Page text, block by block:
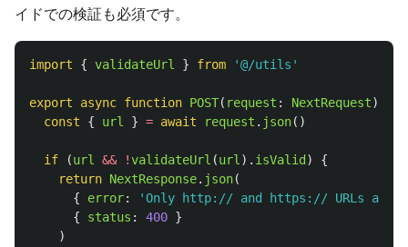
イドでの検証も必須です。
import { validateUrl } from '@/utils '
export async function POST( request : NextRequest)
const
{ url } = await request . json()
if (url && !validateUrl (url ). isValid )
{
return NextResponse. json(
{
error: 'Only http:// and https:// URLs are
{
status : 400 }
)